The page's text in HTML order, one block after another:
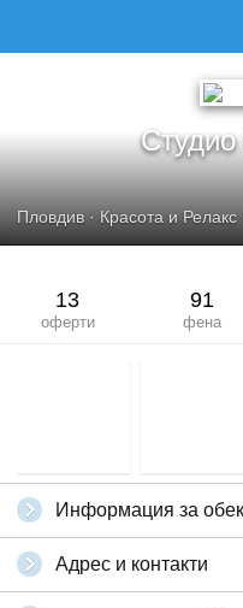
Студио
Пловдив· Красота и Релакс
13
оферти
91
фена
Информация за
Адрес и контакти